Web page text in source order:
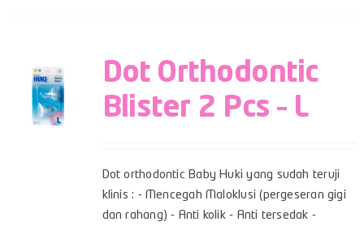
Dot Orthodontic
Blister 2 Pcs – L
Dot orthodontic Baby Huki yang sudah teruji
klinis : - Mencegah Maloklusi (pergeseran gigi
dan rahang) - Anti kolik - Anti tersedak -